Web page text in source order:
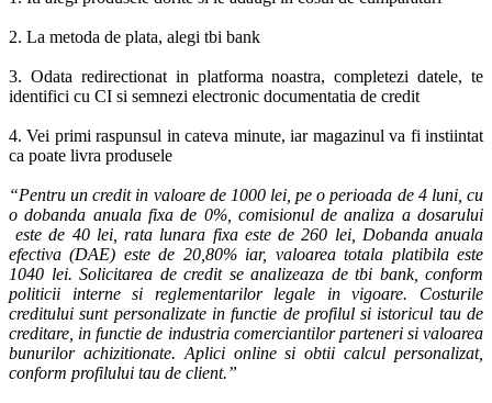
2. La metoda de plata, alegi tbi bank
3. Odata redirectionat in platforma noastra, completezi datele, te
identifici cu CI si semnezi electronic documentatia de credit
4. Vei primi raspunsul in cateva minute, iar magazinul va fi instiintat
ca poate livra produsele
“Pentru un credit in valoare de 1000 lei, pe o perioada de 4 luni, cu
o dobanda anuala fixa de 0%, comisionul de analiza a dosarului
este de 40 lei, rata lunara fixa este de 260 lei, Dobanda anuala
efectiva (DAE) este de 20,80% iar, valoarea totala platibila este
1040 lei. Solicitarea de credit se analizeaza de tbi bank, conform
politicii interne si reglementarilor legale in vigoare. Costurile
creditului sunt personalizate in functie de profilul si istoricul tau de
creditare, in functie de industria comerciantilor parteneri si valoarea
bunurilor achizitionate. Aplici online si obtii calcul personalizat,
conform profilului tau de client.”